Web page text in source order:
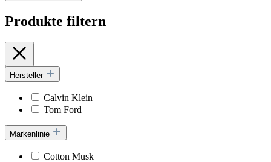
Produkte filtern
Hersteller
Calvin Klein
Tom Ford
Markenlinie
Cotton Musk